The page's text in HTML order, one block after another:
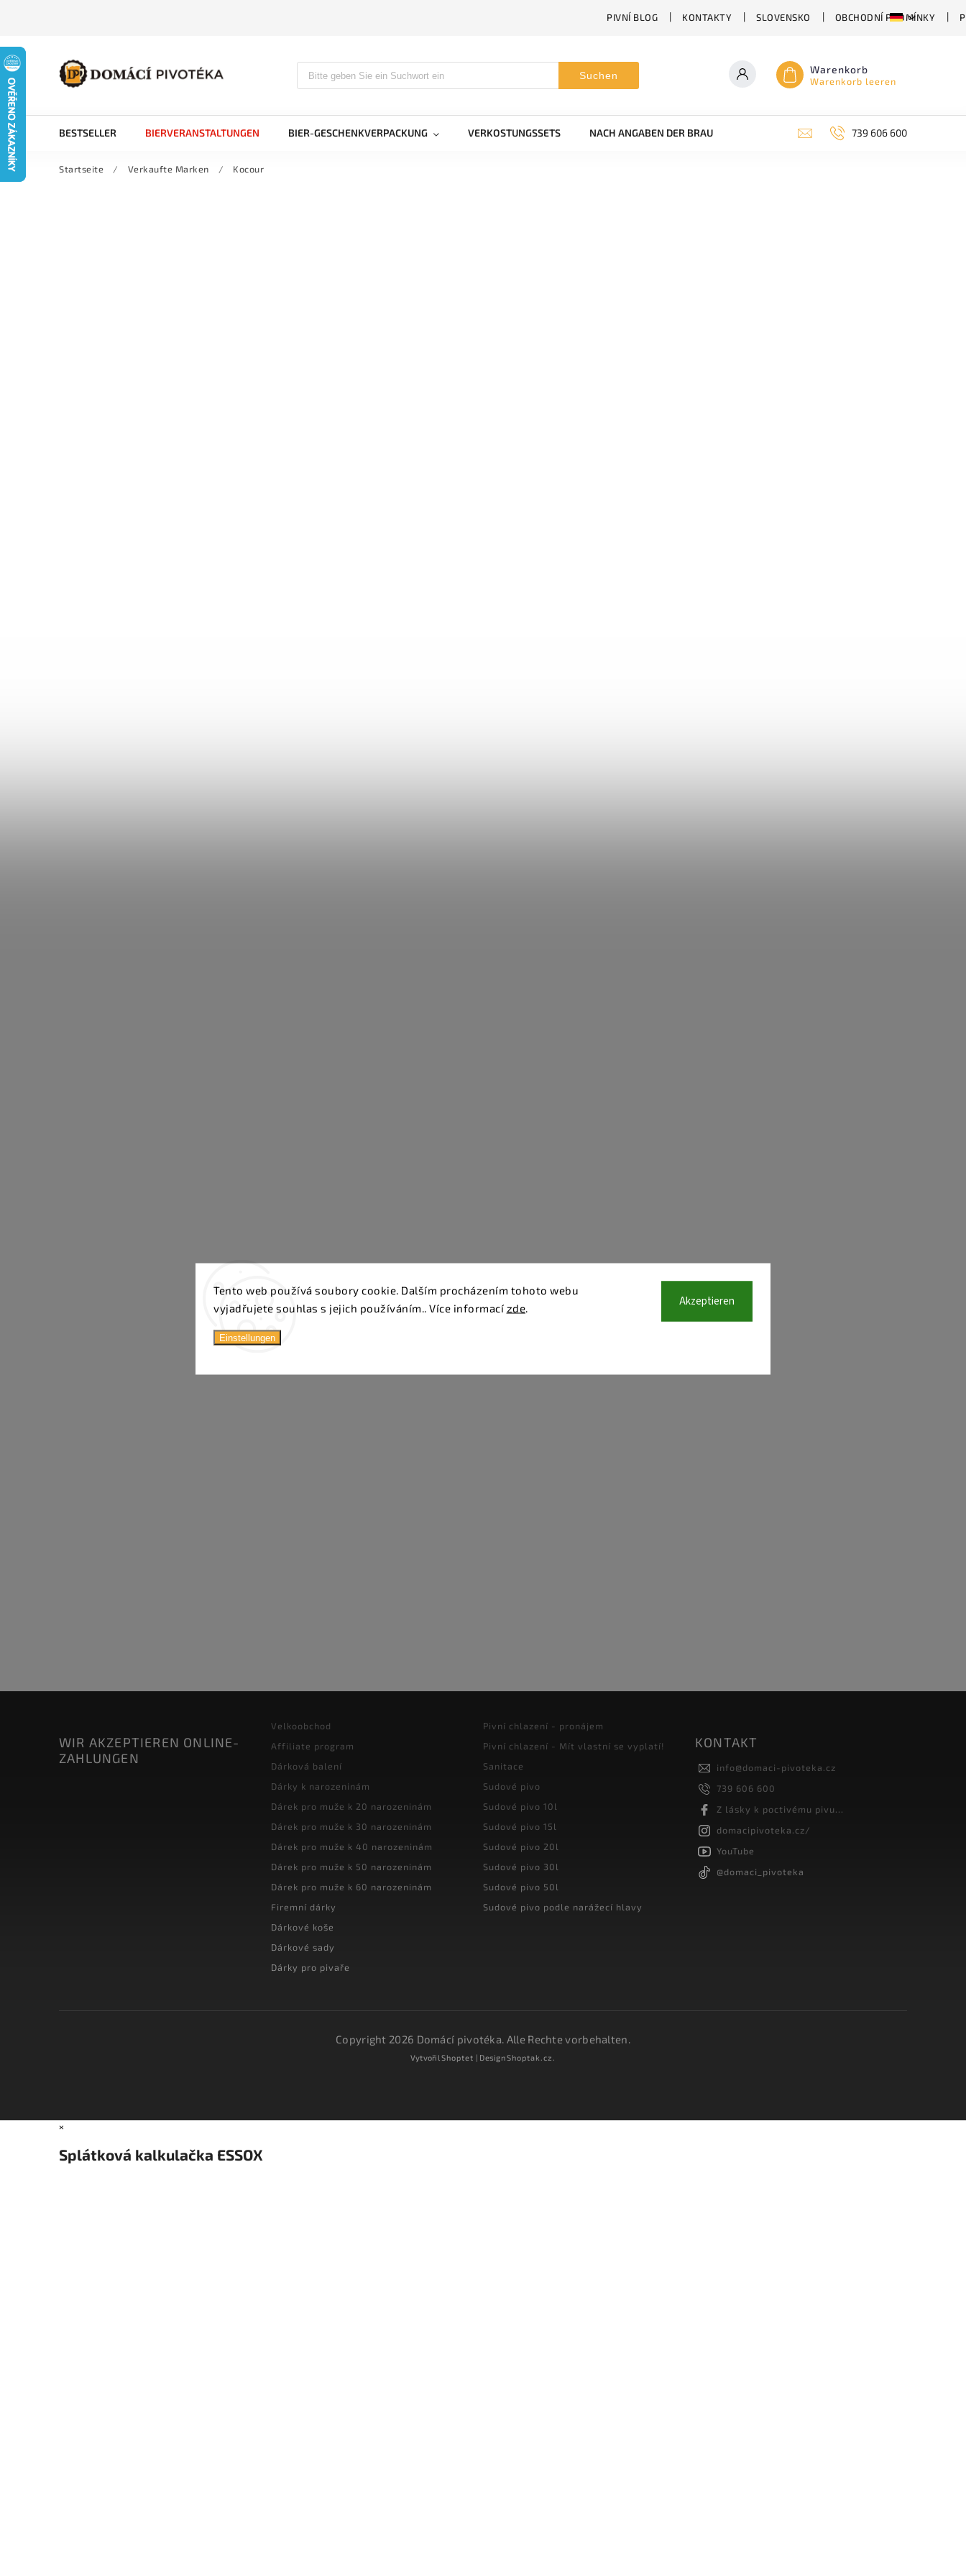
Tento web používá soubory cookie. Dalším procházením tohoto webu
vyjadřujete souhlas s jejich používáním.. Více informací zde
Einstellungen
Akzeptieren
PIVNÍ BLOG KONTAKTY SLOVENSKO OBCHODNÍ PODMÍNKY
Suchen Warenkorb
Warenkorb leeren
BESTSELLER BIERVERANSTALTUNGEN BIER-GESCHENKVERPACKUNG VERKOSTUNGSSETS NACH ANGABEN DER BRAUEREI ABHÄNGIG VON DER BIERSORTE
739 606 600
Startseite / Verkaufte Marken / Kocour
WIR AKZEPTIEREN ONLINE-
ZAHLUNGEN
Velkoobchod
Affiliate program
Dárková balení
Dárky k narozeninám
Dárek pro muže k 20 narozeninám
Dárek pro muže k 30 narozeninám
Dárek pro muže k 40 narozeninám
Dárek pro muže k 50 narozeninám
Dárek pro muže k 60 narozeninám
Firemní dárky
Dárkové koše
Dárkové sady
Dárky pro pivaře
Pivní chlazení - pronájem
Pivní chlazení - Mít vlastní se vyplatí!
Sanitace
Sudové pivo
Sudové pivo 10l
Sudové pivo 15l
Sudové pivo 20l
Sudové pivo 30l
Sudové pivo 50l
Sudové pivo podle narážecí hlavy
KONTAKT
info@domaci-pivoteka.cz
739 606 600
Z lásky k poctivému pivu...
domacipivoteka.cz/
YouTube
@domaci_pivoteka
Copyright 2026 Domácí pivotéka. Alle Rechte vorbehalten.
VytvořilShoptet | DesignShoptak.cz.
×
Splátková kalkulačka ESSOX